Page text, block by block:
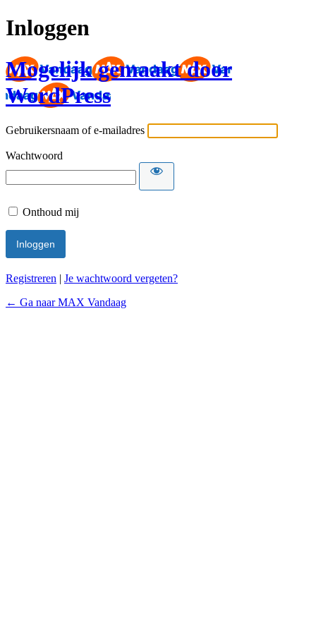
Inloggen
Mogelijk gemaakt door
WordPress
Gebruikersnaam of e-mailadres
Wachtwoord
Onthoud mij
Registreren | Je wachtwoord vergeten?
← Ga naar MAX Vandaag